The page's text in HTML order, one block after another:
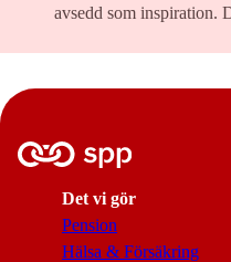
avsedd som inspiration.
Det vi gör
Pension
Hälsa & Försäkring